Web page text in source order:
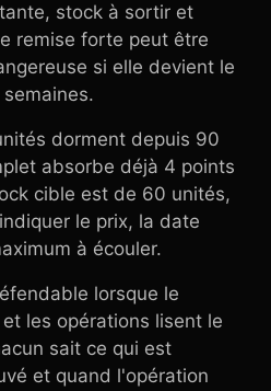
stock à sortir et
remise forte peut être
si elle devient le
dorment depuis 90
absorbe déjà 4 points
cible est de 60 unités,
le prix, la date
à écouler.
lorsque le
les opérations lisent le
sait ce qui est
et quand l'opération